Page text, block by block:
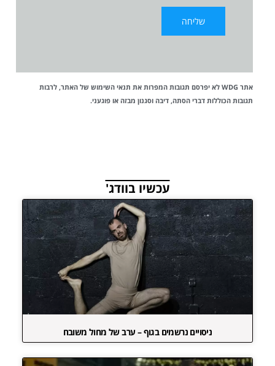
אתר WDG לא יפרסם תגובות המפרות את תנאי השימוש של האתר, לרבות
תגובות הכוללות דברי הסתה, דיבה וסגנון מבזה או פוגעני.
עכשיו בוודג'
ניסויים נרשמים בגוף – ערב של מחול משובח